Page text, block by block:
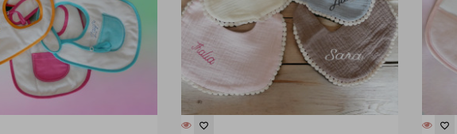
favorite_border favorite_border